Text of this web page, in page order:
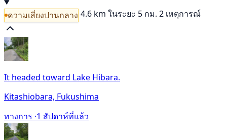
ความเสี่ยงปานกลาง 4.6 km ในระยะ 5 กม. 2 เหตุการณ์
It headed toward Lake Hibara.
Kitashiobara, Fukushima
ทางการ ·1 สัปดาห์ที่แล้ว